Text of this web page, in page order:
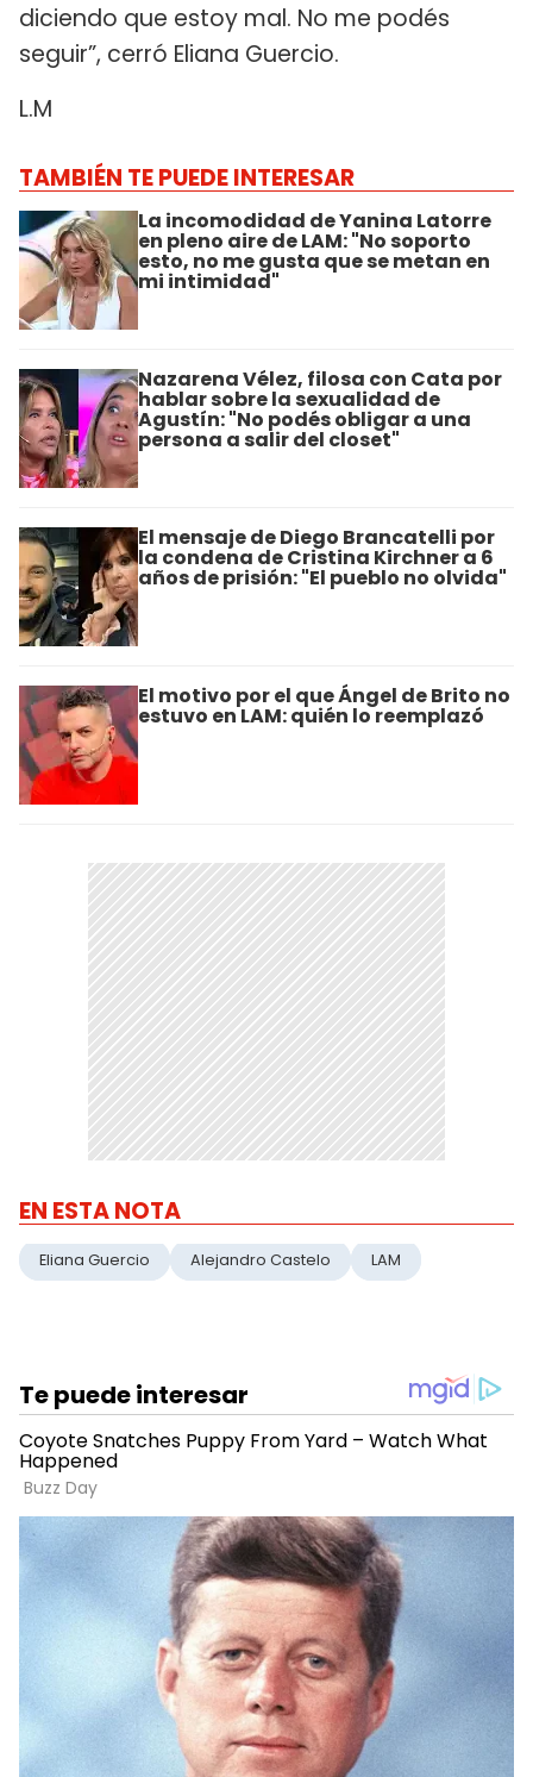
diciendo que estoy mal. No me podés
seguir”, cerró Eliana Guercio.
L.M
TAMBIÉN TE PUEDE INTERESAR
La incomodidad de Yanina Latorre
en pleno aire de LAM: "No soporto
esto, no me gusta que se metan en
mi intimidad"
Nazarena Vélez, filosa con Cata por
hablar sobre la sexualidad de
Agustín: "No podés obligar a una
persona a salir del closet"
El mensaje de Diego Brancatelli por
la condena de Cristina Kirchner a 6
años de prisión: "El pueblo no olvida"
El motivo por el que Ángel de Brito no
estuvo en LAM: quién lo reemplazó
EN ESTA NOTA
Eliana Guercio Alejandro Castelo LAM